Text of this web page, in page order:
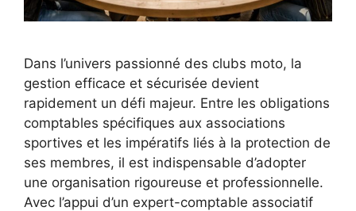
Dans l’univers passionné des clubs moto, la
gestion efficace et sécurisée devient
rapidement un défi majeur. Entre les obligations
comptables spécifiques aux associations
sportives et les impératifs liés à la protection de
ses membres, il est indispensable d’adopter
une organisation rigoureuse et professionnelle.
Avec l’appui d’un expert-comptable associatif